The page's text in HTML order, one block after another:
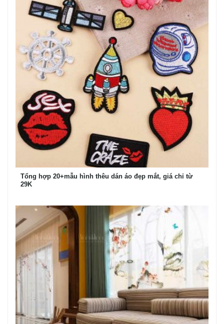
Tổng hợp 20+mẫu hình thêu dán áo đẹp mắt, giá chỉ từ
29K